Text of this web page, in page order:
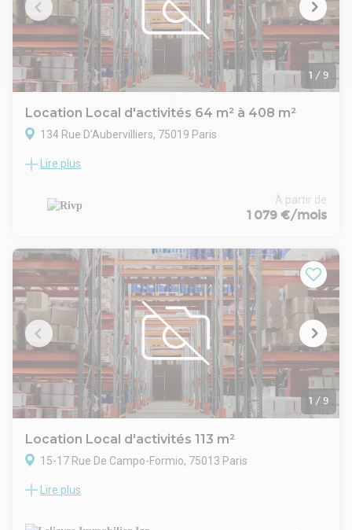
Loyer mensuel : 2 416,70 € HT HC
Disponibilité : Immédiate
1 / 9
Location Local d'activités 64 m² à 408 m²
134 Rue D'Aubervilliers, 75019 Paris
Local de 216,90m² (surface de 188,30m² + 28,60m² quote
Loyer annuel : 43 889,71 euros HT HC
Charges annuelles : 19 239,03 euros HT
TVA en sus
Disponible immédiatement
Lire plus
À partir de
1 079 €/mois
1 / 9
Location Local d'activités 113 m²
15-17 Rue De Campo-Formio, 75013 Paris
Métro Nationale ou Campoformio : 15/17 rue Campoformio
sur rue, arrière boutique, coin cuisine, WC, box, cinq mètres
Lire plus